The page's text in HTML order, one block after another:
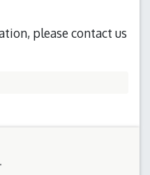
please contact us